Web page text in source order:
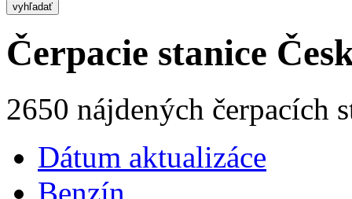
vyhľadať
Čerpacie stanice
2650 nájdených čerpacích
Dátum aktualizáce
Benzín